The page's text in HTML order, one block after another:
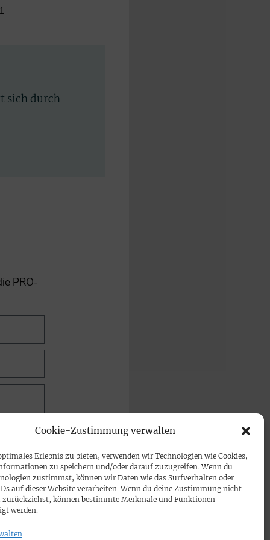
Cookie-Zustimmung verwalten
Erlebnis zu bieten, verwenden wir Technologien wie Cookies,
zu speichern und/oder darauf zuzugreifen. Wenn du
zustimmst, können wir Daten wie das Surfverhalten oder
auf dieser Website verarbeiten. Wenn du deine Zustimmung nicht
zurückziehst, können bestimmte Merkmale und Funktionen
werden.
sich durch
PRO-